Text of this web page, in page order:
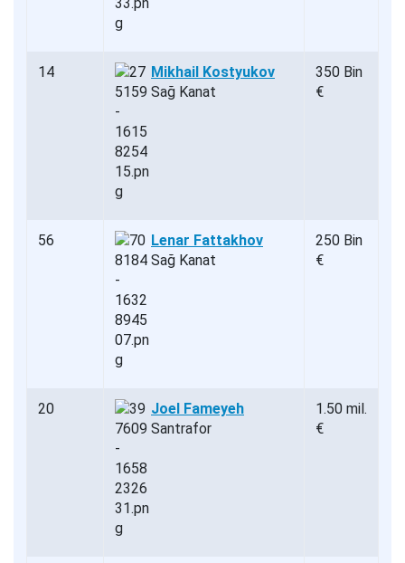
14
Mikhail Kostyukov
Sağ Kanat
350 Bin
€
56
Lenar Fattakhov
Sağ Kanat
250 Bin
€
20
Joel Fameyeh
Santrafor
1.50 mil.
€